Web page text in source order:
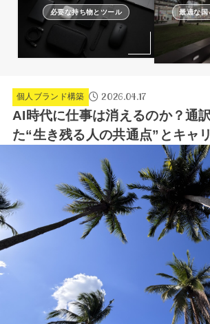
必要な持ち物とツール 最適な国
個人ブランド構築 2026.04.17
AI時代に仕事は消えるのか？通
た“生き残る人の共通点”とキャ